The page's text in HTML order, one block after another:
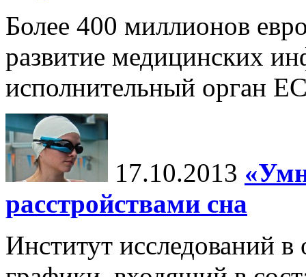
Более 400 миллионов
развитие медицинских
исполнительный орган
17.10.2013
расстройствами сна
Институт исследований